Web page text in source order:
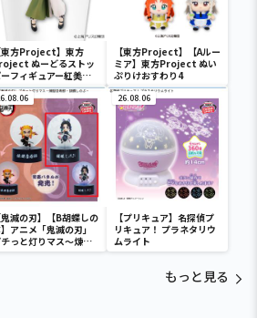
東方Project】東方
ぬーどるストッ
フィギュアー紅美鈴
【東方Project】【Aルー
ミア】東方Project ぬい
ぷりけおすわり4
鬼滅の刃】【B胡蝶しの
アニメ「鬼滅の刃」
っと灯りマス～煉獄
郎・胡蝶しのぶ～
26.08.06
【プリキュア】名探偵プ
リキュア！ プラネタリウ
ムライト
もっと見る